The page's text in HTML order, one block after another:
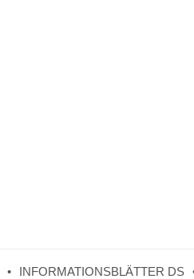
INFORMATIONSBLÄTTER DS